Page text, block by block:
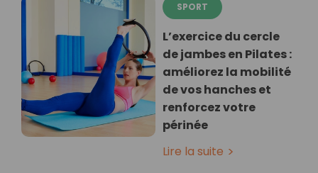
SPORT
L’exercice du cercle
de jambes en Pilates :
améliorez la mobilité
de vos hanches et
renforcez votre
périnée
Lire la suite